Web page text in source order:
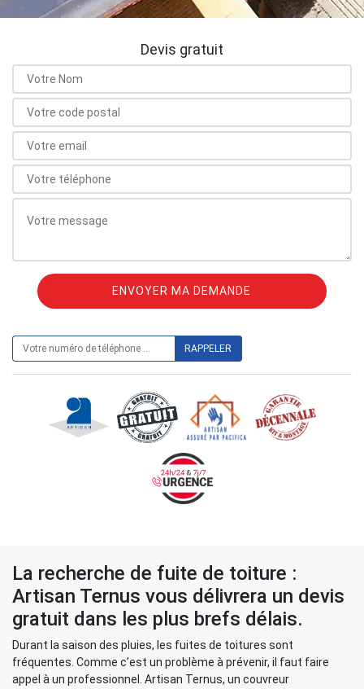
Devis gratuit
La recherche de fuite de toiture :
Artisan Ternus vous délivrera un devis
gratuit dans les plus brefs délais.
Durant la saison des pluies, les fuites de toitures sont
fréquentes. Comme c’est un problème à prévenir, il faut faire
appel à un professionnel. Artisan Ternus, un couvreur